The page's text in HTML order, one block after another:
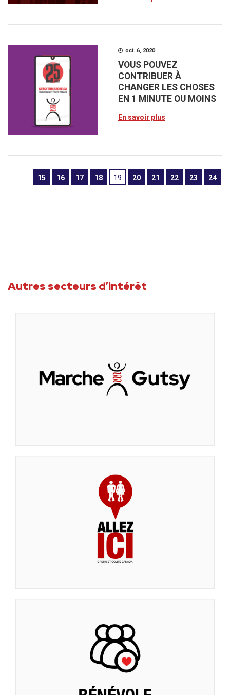
oct. 6, 2020
VOUS POUVEZ
CONTRIBUER À
CHANGER LES CHOSES
EN 1 MINUTE OU MOINS
En savoir plus
15 16 17 18 19 20 21 22 23 24
Autres secteurs d’intérêt